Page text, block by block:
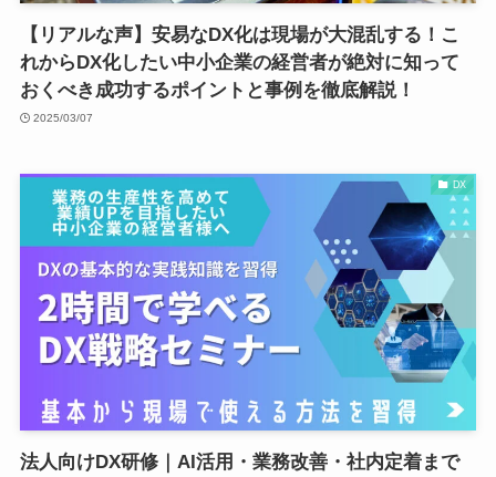
【リアルな声】安易なDX化は現場が大混乱する！こ
れからDX化したい中小企業の経営者が絶対に知って
おくべき成功するポイントと事例を徹底解説！
2025/03/07
DX
法人向けDX研修｜AI活用・業務改善・社内定着まで